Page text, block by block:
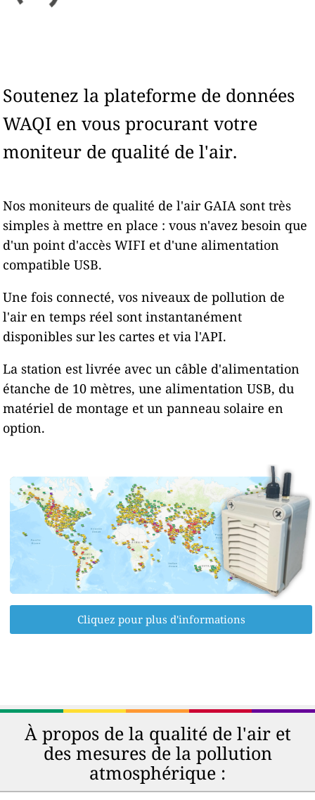
Soutenez la plateforme de données
WAQI en vous procurant votre
moniteur de qualité de l'air.
Nos moniteurs de qualité de l'air GAIA sont très
simples à mettre en place : vous n'avez besoin que
d'un point d'accès WIFI et d'une alimentation
compatible USB.
Une fois connecté, vos niveaux de pollution de
l'air en temps réel sont instantanément
disponibles sur les cartes et via l'API.
La station est livrée avec un câble d'alimentation
étanche de 10 mètres, une alimentation USB, du
matériel de montage et un panneau solaire en
option.
Cliquez pour plus d'informations
À propos de la qualité de l'air et
des mesures de la pollution
atmosphérique :